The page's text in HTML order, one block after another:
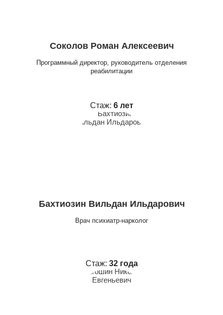
Соколов Роман Алексеевич
Программный директор, руководитель отделения
реабилитации
Стаж: 6 лет
Бахтиозин Вильдан Ильдарович
Врач психиатр-нарколог
Стаж: 32 года